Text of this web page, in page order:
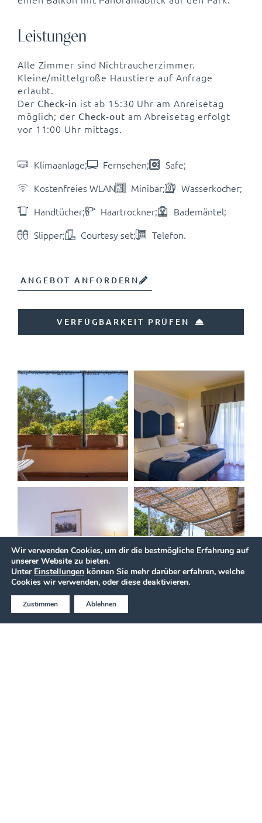
BESTPREIS ONLINE BUCHEN
Jetzt anrufen
Leistungen
Alle Zimmer sind Nichtraucherzimmer.
Kleine/mittelgroße Haustiere auf Anfrage
erlaubt.
Der Check-in ist ab 15:30 Uhr am Anreisetag
möglich; der Check-out am Abreisetag erfolgt
vor 11:00 Uhr mittags.
Klimaanlage; Fernsehen;
Safe;
Kostenfreies WLAN
Minibar;
Wasserkocher;
Handtücher;
Haartrockner;
Bademäntel;
Slipper;
Courtesy set; Telefon.
ANGEBOT ANFORDERN
VERFÜGBARKEIT PRÜFEN
Wir verwenden Cookies, um dir die bestmögliche Erfahrung auf
unserer Website zu bieten.
Unter Einstellungen können Sie mehr darüber erfahren, welche
Cookies wir verwenden, oder diese deaktivieren.
Zustimmen Ablehnen